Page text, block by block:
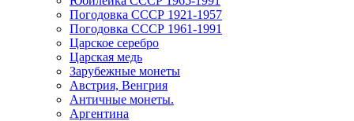
Погодовка СССР 1921-1957
Погодовка СССР 1961-1991
Царское серебро
Царская медь
Зарубежные монеты
Австрия, Венгрия
Античные монеты.
Аргентина